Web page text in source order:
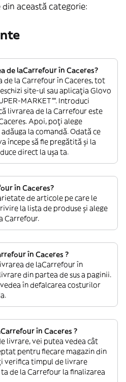
această categorie:
de laCarrefour în Caceres?
de la Carrefour în Caceres, tot
site-ul sau aplicația Glovo
MARKET””. Introduci
livrarea de la Carrefour este
Apoi, poți alege
la comandă. Odată ce
începe să fie pregătită și la
direct la ușa ta.
în Caceres?
de articole pe care le
la lista de produse și alege
Carrefour.
în Caceres ?
de laCarrefour în
din partea de sus a paginii.
în defalcarea costurilor
în Caceres ?
livrare, vei putea vedea cât
pentru fiecare magazin din
verifica timpul de livrare
de la Carrefour la finalizarea